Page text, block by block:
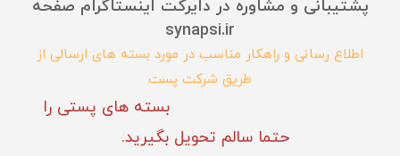
پشتیبانی و مشاوره در دایرکت اینستاگرام صفحه
synapsi.ir
اطلاع رسانی و راهکار مناسب در مورد بسته های ارسالی از
طریق شرکت پست
بسته های پستی را
حتما سالم تحویل بگیرید.